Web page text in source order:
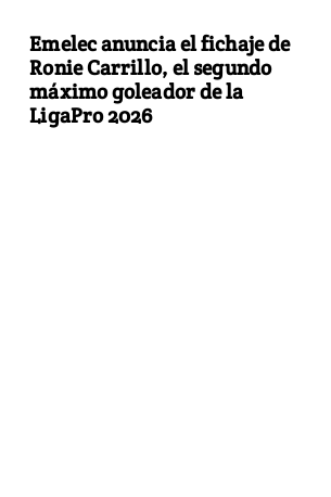
Emelec anuncia el fichaje de
Ronie Carrillo, el segundo
máximo goleador de la
LigaPro 2026